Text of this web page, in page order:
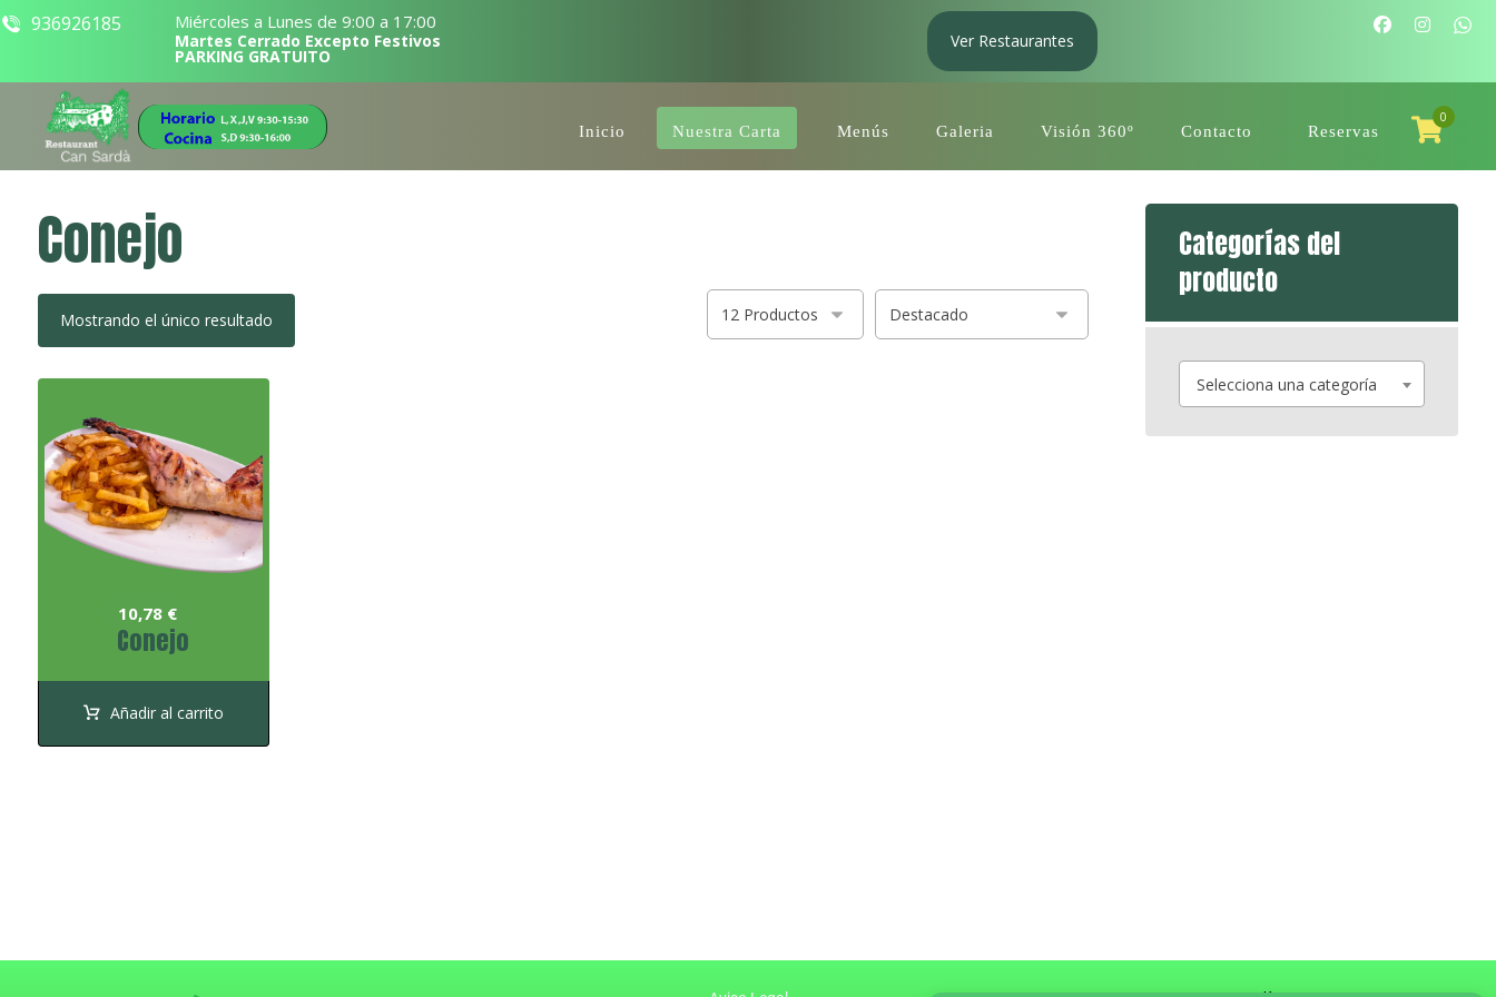
936926185 Miércoles a Lunes de 9:00 a 17:00
Martes Cerrado Excepto Festivos
PARKING GRATUITO
Ver Restaurantes
0
Inicio Nuestra Carta Menús Galeria Visión 360º Contacto Reservas
Conejo
Mostrando el único resultado
Conejo
10,78 €
Añadir al carrito
Categorías del
producto
Selecciona una categoría